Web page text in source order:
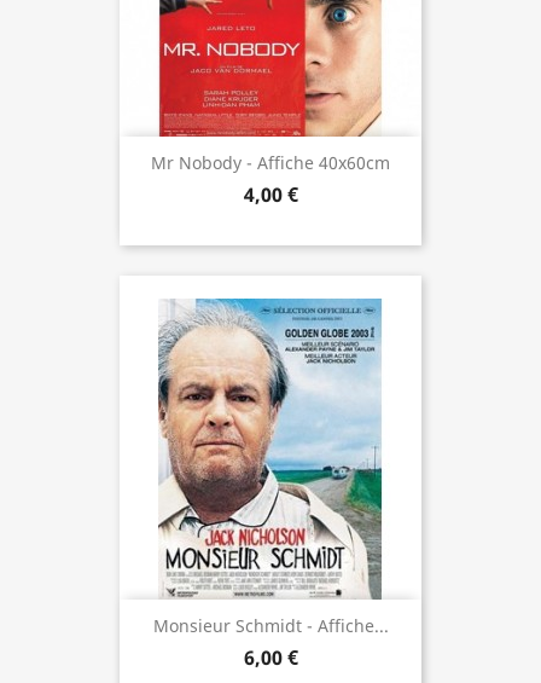
Mr Nobody - Affiche 40x60cm
4,00 €
Monsieur Schmidt - Affiche...
6,00 €